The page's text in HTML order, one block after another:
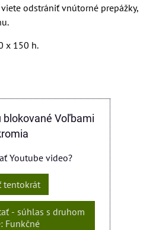
odstrániť vnútorné prepážky,
x 150 h.
blokované Voľbami
Youtube video?
tentokrát
- súhlas s druhom
Funkčné